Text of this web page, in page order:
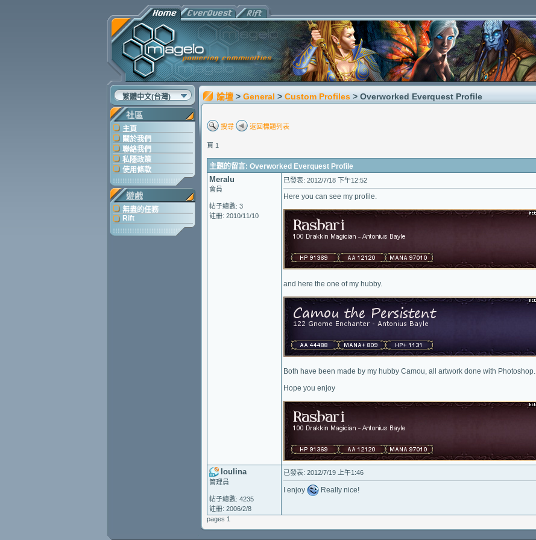
繁體中文(台灣)
社區
主頁
關於我們
聯絡我們
私隱政策
使用條款
遊戲
無盡的任務
Rift
論壇 > General > Custom Profiles > Overworked Everquest Profile
搜尋 返回標題列表
頁 1
主題的留言: Overworked Everquest Profile
Meralu
會員
帖子總數: 3
註冊: 2010/11/10
已發表: 2012/7/18 下午12:52
Here you can see my profile.
and here the one of my hubby.
Both have been made by my hubby Camou, all artwork done with Photoshop.
Hope you enjoy
loulina
管理員
帖子總數: 4235
註冊: 2006/2/8
已發表: 2012/7/19 上午1:46
I enjoy Really nice!
pages 1